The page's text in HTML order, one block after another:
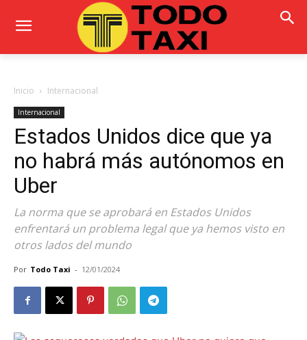
Inicio Internacional
Internacional
Estados Unidos dice que ya
no habrá más autónomos en
Uber
La norma que se aprobará en Estados Unidos
enfrentará un problema legal que ya hemos visto en
otros lados del mundo
Por Todo Taxi - 12/01/2024